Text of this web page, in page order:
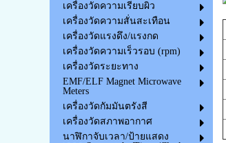
เครื่องวัดความเรียบผิว
เครื่องวัดความสั่นสะเทือน
เครื่องวัดแรงดึง/แรงกด
เครื่องวัดความเร็วรอบ (rpm)
เครื่องวัดระยะทาง
EMF/ELF Magnet Microwave
Meters
เครื่องวัดกัมมันตรังสี
เครื่องวัดสภาพอากาศ
นาฬิกาจับเวลา/ป้ายแสดง